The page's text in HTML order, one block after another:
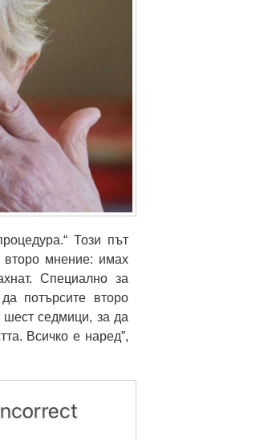
Този път
второ мнение: имах
Специално за
потърсите второ
седмици, за да
Всичко е наред”,